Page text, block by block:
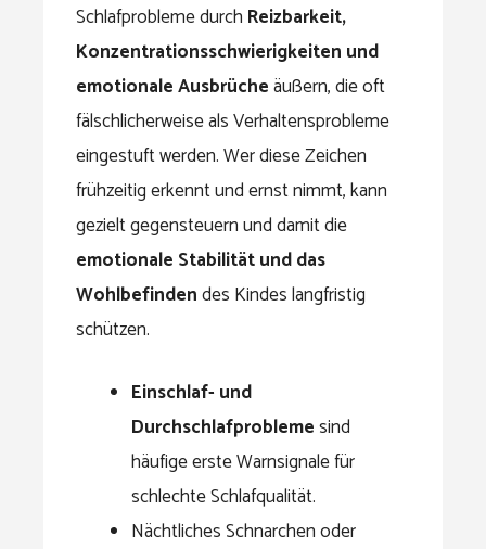
Schlafprobleme durch Reizbarkeit,
Konzentrationsschwierigkeiten und
emotionale Ausbrücheäußern, die oft
fälschlicherweise als Verhaltensprobleme
eingestuft werden. Wer diese Zeichen
frühzeitig erkennt und ernst nimmt, kann
gezielt gegensteuern und damit die
emotionale Stabilität und das
Wohlbefindendes Kindes langfristig
schützen.
Einschlaf- und
Durchschlafproblemesind
häufige erste Warnsignale für
schlechte Schlafqualität.
Nächtliches Schnarchen oder